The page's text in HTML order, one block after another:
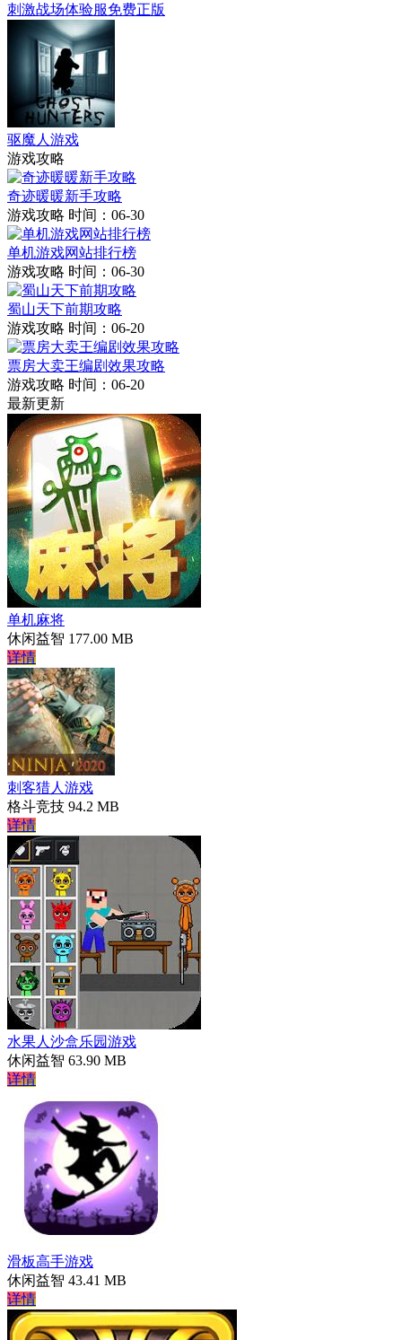
刺激战场体验服免费正版
驱魔人游戏
游戏攻略
奇迹暖暖新手攻略
游戏攻略 时间：06-30
单机游戏网站排行榜
游戏攻略 时间：06-30
蜀山天下前期攻略
游戏攻略 时间：06-20
票房大卖王编剧效果攻略
游戏攻略 时间：06-20
最新更新
单机麻将
休闲益智 177.00 MB
详情
刺客猎人游戏
格斗竞技 94.2 MB
详情
水果人沙盒乐园游戏
休闲益智 63.90 MB
详情
滑板高手游戏
休闲益智 43.41 MB
详情